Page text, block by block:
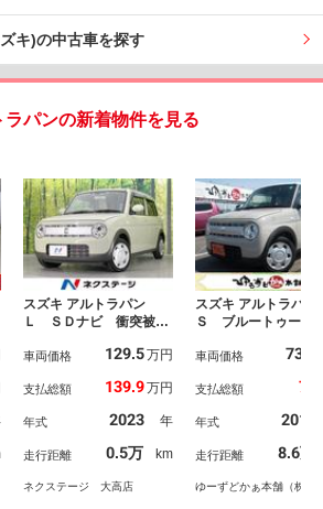
キ)の中古車を探す
ラパンの新着物件を見る
スズキ アルトラパン
Ｌ ＳＤナビ 衝突被害
シートヒーター ドラレ
スマートキー ＬＥＤヘ
ム オートライト オー
トエアコン Ｂｌｕｅｔ
ｏｏｔｈ ＣＤ 地デジ
車両価格 129.5万円
支払総額 139.9万円
年式 2023 年
走行距離 0.5万 km
ネクステージ 大高店
スズキ アルトラパン
Ｓ ブルートゥース
ドビューモニター
ー セーフティサポ
プ ＥＴＣ スマー
ー ＨＩＤヘッドラ
ト 電格ミラー ス
リモコン
車両価格 73.4
支払総額 78
年式 2019
走行距離 8.6万
ゆーずどかぁ本舗（株）